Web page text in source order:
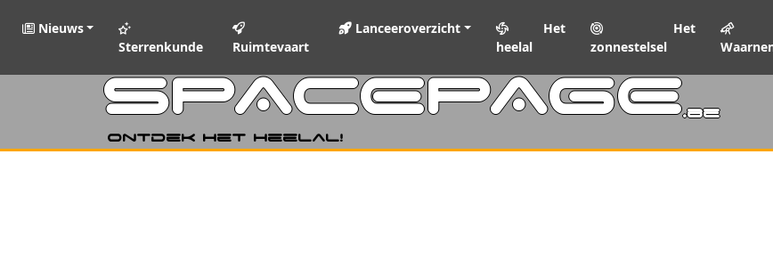
Nieuws
Sterrenkunde
Ruimtevaart
Lanceeroverzicht
Het
heelal
Het
zonnestelsel
SPACEPAGE.be
Ontdek het heelal!